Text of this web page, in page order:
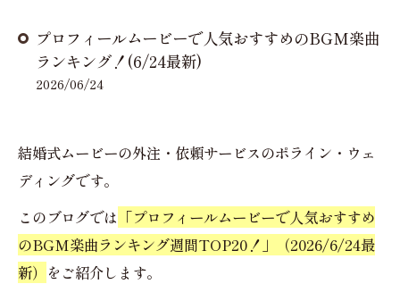
プロフィールムービーで人気おすすめのBGM楽曲
ランキング！(6/24最新)
2026/06/24
結婚式ムービーの外注・依頼サービスのポライン・ウェ
ディングです。
このブログでは 「プロフィールムービーで人気おすすめ
のBGM楽曲ランキング週間TOP20！」（2026/6/24最
新） をご紹介します。